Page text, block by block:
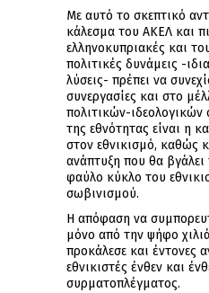
Με αυτό το σκεπτικό
κάλεσμα του ΑΚΕΛ και
ελληνοκυπριακές και
πολιτικές δυνάμεις -
λύσεις- πρέπει να
συνεργασίες και στο
πολιτικών-
της εθνότητας είναι η
στον εθνικισμό, καθώς
ανάπτυξη που θα
φαύλο κύκλο του
σωβινισμού.
Η απόφαση να
μόνο από την ψήφο
προκάλεσε και έντονες
εθνικιστές ένθεν και
συρματοπλέγματος.